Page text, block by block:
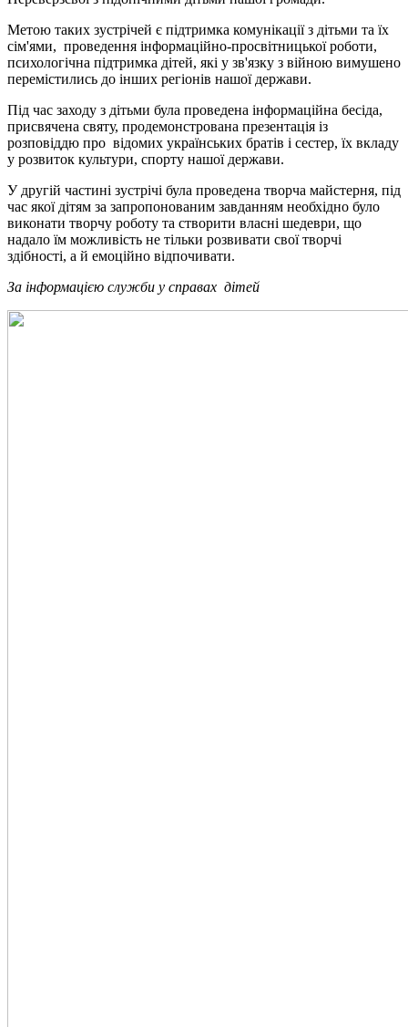
Метою таких зустрічей є підтримка комунікації з дітьми та їх
сім'ями, проведення інформаційно-просвітницької роботи,
психологічна підтримка дітей, які у зв'язку з війною вимушено
перемістились до інших регіонів нашої держави.
Під час заходу з дітьми була проведена інформаційна бесіда,
присвячена святу, продемонстрована презентація із
розповіддю про відомих українських братів і сестер, їх вкладу
у розвиток культури, спорту нашої держави.
У другій частині зустрічі була проведена творча майстерня, під
час якої дітям за запропонованим завданням необхідно було
виконати творчу роботу та створити власні шедеври, що
надало їм можливість не тільки розвивати свої творчі
здібності, а й емоційно відпочивати.
За інформацією служби у справах дітей